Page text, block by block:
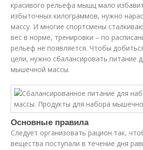
красивого рельефа мышц мало
избыточных килограммов, нужно
массу. И многие спортсмены
вес в норме, тренировки – по
рельеф не появляется. Чтобы
цели, нужно сбалансировать питание
мышечной массы.
Основные правила
Следует организовать рацион так,
вещества поступали в течение дня